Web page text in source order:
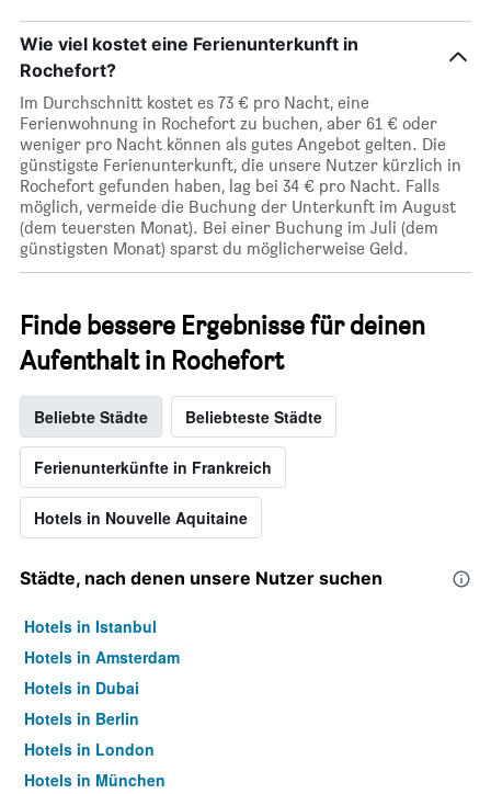
Wie viel kostet eine Ferienunterkunft in
Rochefort?
Im Durchschnitt kostet es 73 € pro Nacht, eine
Ferienwohnung in Rochefort zu buchen, aber 61 € oder
weniger pro Nacht können als gutes Angebot gelten. Die
günstigste Ferienunterkunft, die unsere Nutzer kürzlich in
Rochefort gefunden haben, lag bei 34 € pro Nacht. Falls
möglich, vermeide die Buchung der Unterkunft im August
(dem teuersten Monat). Bei einer Buchung im Juli (dem
günstigsten Monat) sparst du möglicherweise Geld.
Finde bessere Ergebnisse für deinen
Aufenthalt in Rochefort
Beliebte Städte Beliebteste Städte
Ferienunterkünfte in Frankreich
Hotels in Nouvelle Aquitaine
Städte, nach denen unsere Nutzer suchen
Hotels in Istanbul
Hotels in Amsterdam
Hotels in Dubai
Hotels in Berlin
Hotels in London
Hotels in München